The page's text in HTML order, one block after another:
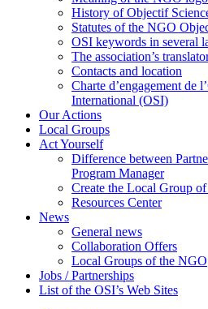
History of Objectif
Statutes of the NGO
OSI keywords in several
The association’s
Contacts and location
Charte d’engagement de
International (OSI)
Our Actions
Local Groups
Act Yourself
Difference between
Program Manager
Create the Local Group
Resources Center
News
General news
Collaboration Offers
Local Groups of the NGO
Jobs / Partnerships
List of the OSI’s Web Sites